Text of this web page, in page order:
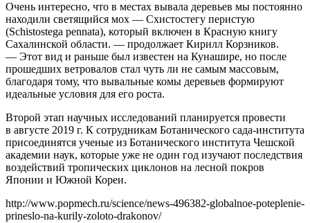
Очень интересно, что в местах вывала деревьев мы постоянно
находили светящийся мох — Схистостегу перистую
(Schistostega pennata), который включен в Красную книгу
Сахалинской области. — продолжает Кирилл Корзников.
— Этот вид и раньше был известен на Кунашире, но после
прошедших ветровалов стал чуть ли не самым массовым,
благодаря тому, что вывальные комы деревьев формируют
идеальные условия для его роста.
Второй этап научных исследований планируется провести
в августе 2019 г. К сотрудникам Ботанического сада-института
присоединятся ученые из Ботанического института Чешской
академии наук, которые уже не один год изучают последствия
воздействий тропических циклонов на лесной покров
Японии и Южной Кореи.
http://www.popmech.ru/science/news-496382-globalnoe-poteplenie-
prineslo-na-kurily-zoloto-drakonov/